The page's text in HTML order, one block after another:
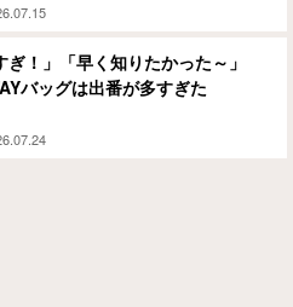
ぎ！」「早く知りたかった～」
バッグは出番が多すぎた